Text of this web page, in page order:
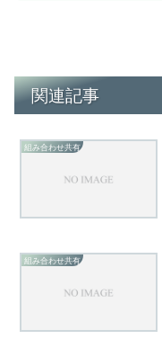
関連記事
組み合わせ共有
組み合わせ共有